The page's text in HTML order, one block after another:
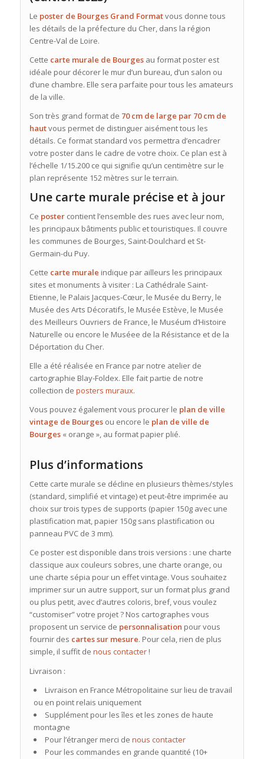
Le poster de Bourges Grand Formatvous donne tous
les détails de la préfecture du Cher, dans la région
Centre-Val de Loire.
Cette carte murale de Bourges au format poster est
idéale pour décorer le mur d’un bureau, d’un salon ou
d’une chambre. Elle sera parfaite pour tous les amateurs
de la ville.
Son très grand format de 70 cm de large par 70 cm de
hautvous permet de distinguer aisément tous les
détails. Ce format standard vos permettra d’encadrer
votre poster dans le cadre de votre choix. Ce plan est à
l’échelle 1/15.200 ce qui signifie qu’un centimètre sur le
plan représente 152 mètres sur le terrain.
Une carte murale précise et à jour
Ce postercontient l’ensemble des rues avec leur nom,
les principaux bâtiments public et touristiques. Il couvre
les communes de Bourges, Saint-Doulchard et St-
Germain-du Puy.
Cette carte murale indique par ailleurs les principaux
sites et monuments à visiter : La Cathédrale Saint-
Etienne, le Palais Jacques-Cœur, le Musée du Berry, le
Musée des Arts Décoratifs, le Musée Estève, le Musée
des Meilleurs Ouvriers de France, le Muséum d’Histoire
Naturelle ou encore le Muséee de la Résistance et de la
Déportation du Cher.
Elle a été réalisée en France par notre atelier de
cartographie Blay-Foldex. Elle fait partie de notre
collection de posters muraux.
Vous pouvez également vous procurer le plan de ville
vintage de Bourges ou encore le plan de ville de
Bourges « orange », au format papier plié.
Plus d’informations
Cette carte murale se décline en plusieurs thèmes/styles
(standard, simplifié et vintage) et peut-être imprimée au
choix sur trois types de supports (papier 150g avec une
plastification mat, papier 150g sans plastification ou
panneau PVC de 3 mm).
Ce poster est disponible dans trois versions : une charte
classique aux couleurs sobres, une charte orange, ou
une charte sépia pour un effet vintage. Vous souhaitez
imprimer sur un autre support, sur un format plus grand
ou plus petit, avec d’autres coloris, bref, vous voulez
“customiser” votre projet ? Nos cartographes vous
proposent un service de personnalisation pour vous
fournir des cartes sur mesure. Pour cela, rien de plus
simple, il suffit de nous contacter!
Livraison :
Livraison en France Métropolitaine sur lieu de travail
ou en point relais uniquement
Supplément pour les îles et les zones de haute
montagne
Pour l’étranger merci de nous contacter
Pour les commandes en grande quantité (10+